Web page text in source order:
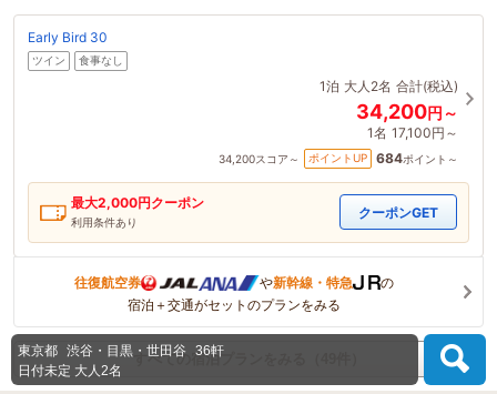
東京都 渋谷・目黒・世田谷 36軒
日付未定 大人2名
Early Bird 30
ツイン 食事なし
1泊 大人2名 合計(税込)
34,200円～
1名 17,100円～
34,200スコア～ ポイントUP 684ポイント～
最大2,000円クーポン
利用条件あり
クーポンGET
往復航空券 や新幹線・特急
の
宿泊＋交通がセットのプランをみる
すべての宿泊プランをみる（49件）